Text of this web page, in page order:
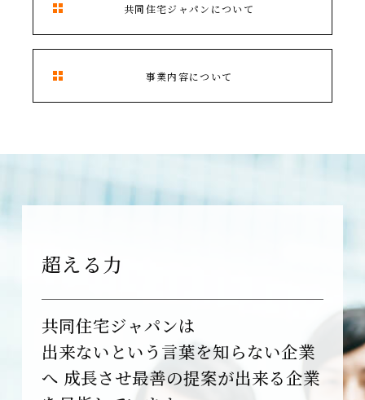
共同住宅ジャパンについて
事業内容について
超える力
共同住宅ジャパンは
出来ないという言葉を知らない企業
へ 成長させ最善の提案が出来る企業